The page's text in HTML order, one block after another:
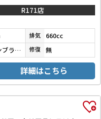
R171店
排気 660cc
アーバンブラウンパールメタリック 修復 無
詳細はこちら